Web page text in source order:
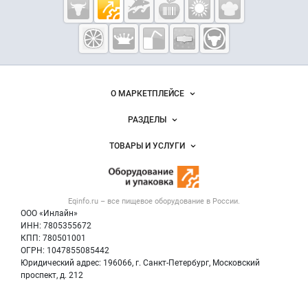
Eqinfo.ru —
пищевое
оборудование
и упаковка
Важные разделы и контакты
Eqinfo.ru – все пищевое оборудование в России.
ООО «Инлайн»
ИНН: 7805355672
КПП: 780501001
ОГРН: 1047855085442
Юридический адрес: 196066, г. Санкт-Петербург, Московский
проспект, д. 212
Навигация по сайтуО МАРКЕТПЛЕЙСЕ
Новости Eqinfo.ru
Размещение рекламы
Публичная оферта
Контактная информация
Политика обработки персональных данных
РАЗДЕЛЫ
Объявления
Вакансии
ТОВАРЫ И УСЛУГИ
Оборудование для пищепрома
Тара и упаковка
Б/у оборудование